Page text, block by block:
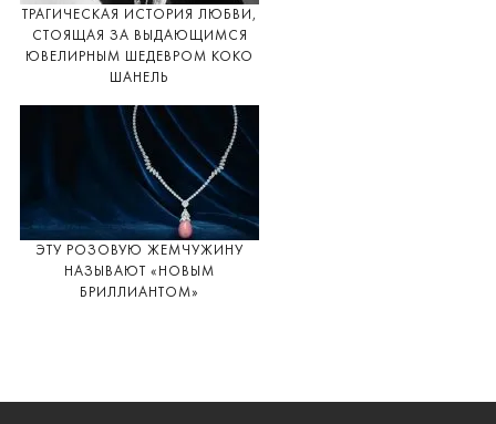
ТРАГИЧЕСКАЯ ИСТОРИЯ ЛЮБВИ,
СТОЯЩАЯ ЗА ВЫДАЮЩИМСЯ
ЮВЕЛИРНЫМ ШЕДЕВРОМ КОКО
ШАНЕЛЬ
ЭТУ РОЗОВУЮ ЖЕМЧУЖИНУ
НАЗЫВАЮТ «НОВЫМ
БРИЛЛИАНТОМ»